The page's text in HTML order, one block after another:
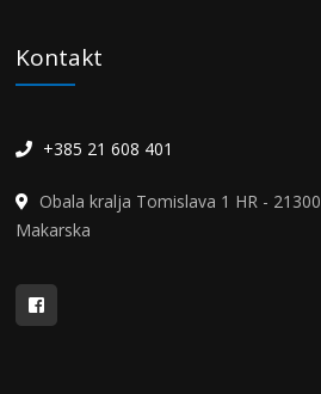
Kontakt
+385 21 608 401
Obala kralja Tomislava 1 HR - 21300
Makarska